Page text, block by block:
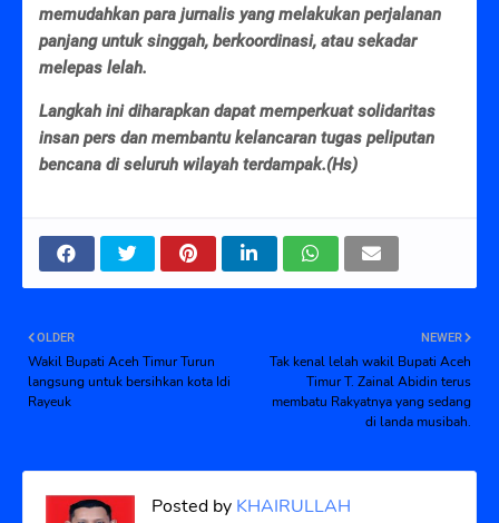
memudahkan para jurnalis yang melakukan perjalanan
panjang untuk singgah, berkoordinasi, atau sekadar
melepas lelah.
Langkah ini diharapkan dapat memperkuat solidaritas
insan pers dan membantu kelancaran tugas peliputan
bencana di seluruh wilayah terdampak.(Hs)
NEWER
Tak kenal lelah wakil Bupati Aceh
Timur T. Zainal Abidin terus
membatu Rakyatnya yang sedang
di landa musibah.
OLDER
Wakil Bupati Aceh Timur Turun
langsung untuk bersihkan kota Idi
Rayeuk
Posted by KHAIRULLAH